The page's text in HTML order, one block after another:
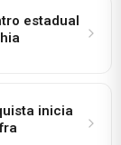
estadual
inicia